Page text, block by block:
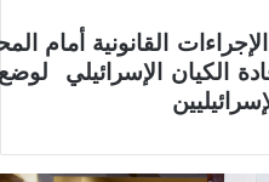
القانونية أمام
الكيان الإسرائيلي